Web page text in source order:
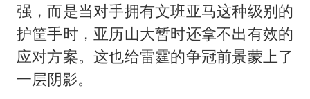
强，而是当对手拥有文班亚马这种级别的
护筐手时，亚历山大暂时还拿不出有效的
应对方案。这也给雷霆的争冠前景蒙上了
一层阴影。